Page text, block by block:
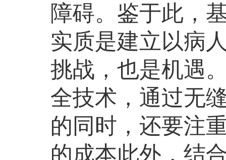
障碍。鉴于此，
实质是建立以病
挑战，也是机遇
全技术，通过无
的同时，还要注
的成本此外，结